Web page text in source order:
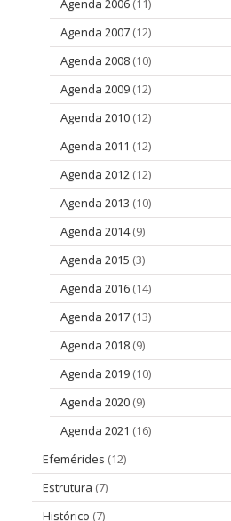
Agenda 2006 (11)
Agenda 2007 (12)
Agenda 2008 (10)
Agenda 2009 (12)
Agenda 2010 (12)
Agenda 2011 (12)
Agenda 2012 (12)
Agenda 2013 (10)
Agenda 2014(9)
Agenda 2015 (3)
Agenda 2016 (14)
Agenda 2017 (13)
Agenda 2018 (9)
Agenda 2019 (10)
Agenda 2020 (9)
Agenda 2021 (16)
Efemérides (12)
Estrutura (7)
Histórico (7)